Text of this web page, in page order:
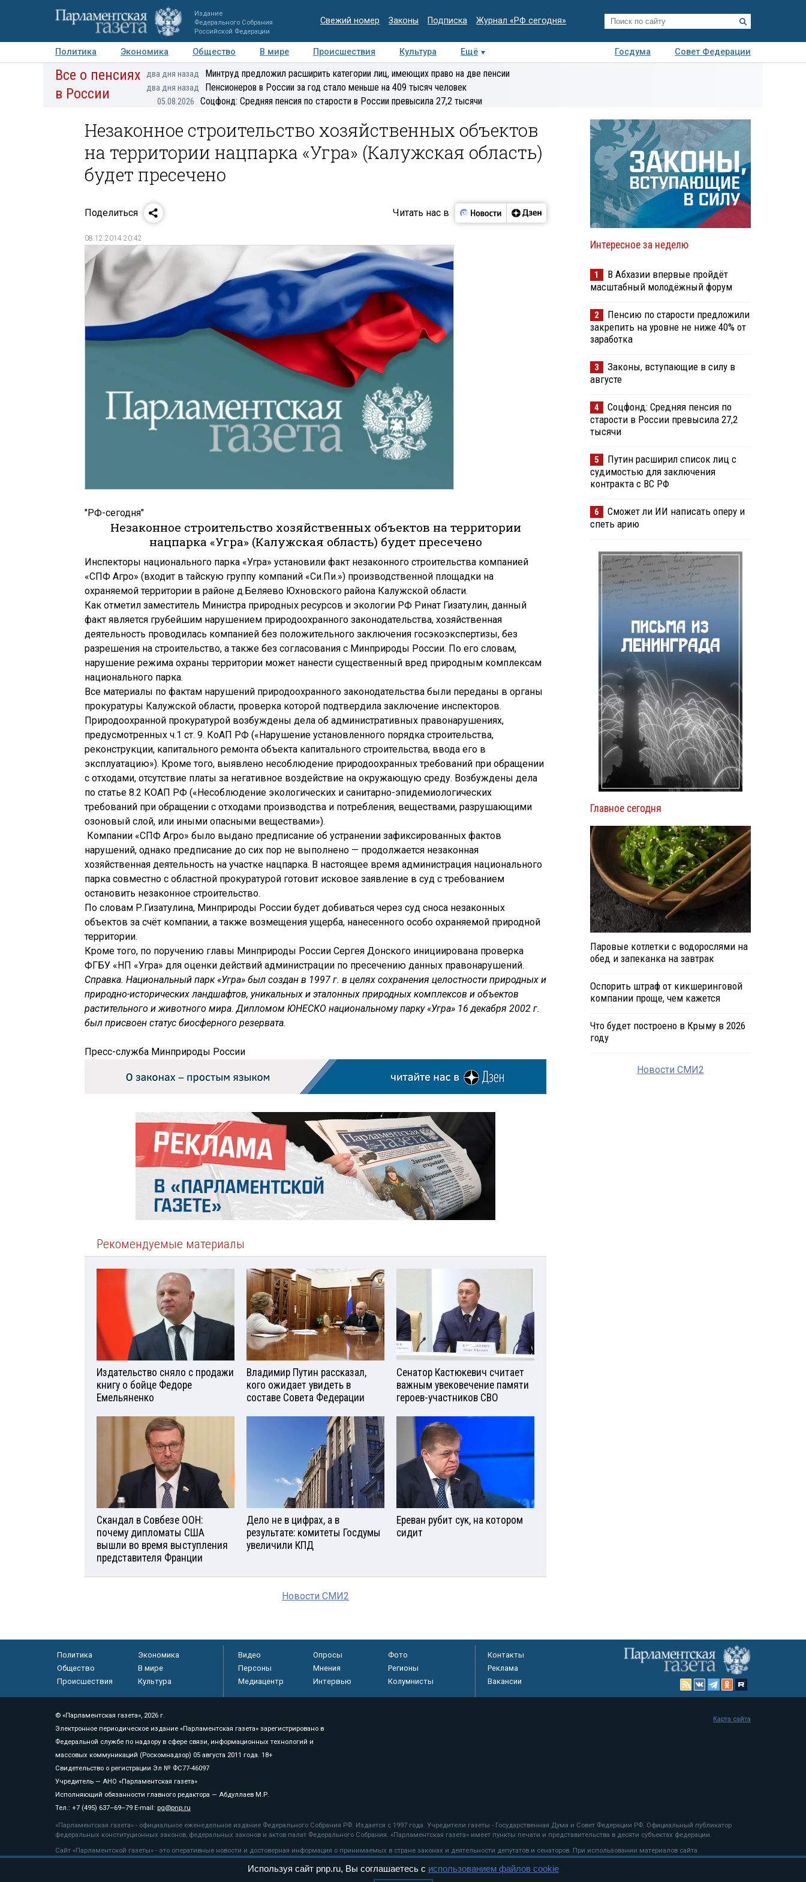
Издание
Федерального Собрания
Российской Федерации
Свежий номер Законы Подписка Журнал «РФ сегодня»
Политика Экономика Общество В мире Происшествия Культура Ещё Госдума
Совет Федерации
Авторы Персоны Мнения Регионы Медиацентр Интервью Колумнисты
Деловая
Все о пенсиях
в России
два дня назад Минтруд предложил расширить категории лиц, имеющих право на две пенсии
два дня назад Пенсионеров в России за год стало меньше на 409 тысяч человек
05.08.2026 Соцфонд: Средняя пенсия по старости в России превысила 27,2 тысячи
Незаконное строительство хозяйственных объектов
на территории нацпарка «Угра» (Калужская область)
будет пресечено
Поделиться Читать нас в
08.12.2014 20:42
"РФ-сегодня"
Незаконное строительство хозяйственных объектов на территории
нацпарка «Угра» (Калужская область) будет пресечено
Инспекторы национального парка «Угра» установили факт незаконного строительства компанией
«СПФ Агро» (входит в тайскую группу компаний «Си.Пи.») производственной площадки на
охраняемой территории в районе д.Беляево Юхновского района Калужской области.
Как отметил заместитель Министра природных ресурсов и экологии РФ Ринат Гизатулин, данный
факт является грубейшим нарушением природоохранного законодательства, хозяйственная
деятельность проводилась компанией без положительного заключения госэкоэкспертизы, без
разрешения на строительство, а также без согласования с Минприроды России. По его словам,
нарушение режима охраны территории может нанести существенный вред природным комплексам
национального парка.
Все материалы по фактам нарушений природоохранного законодательства были переданы в органы
прокуратуры Калужской области, проверка которой подтвердила заключение инспекторов.
Природоохранной прокуратурой возбуждены дела об административных правонарушениях,
предусмотренных ч.1 ст. 9. КоАП РФ («Нарушение установленного порядка строительства,
реконструкции, капитального ремонта объекта капитального строительства, ввода его в
эксплуатацию»). Кроме того, выявлено несоблюдение природоохранных требований при обращении
с отходами, отсутствие платы за негативное воздействие на окружающую среду. Возбуждены дела
по статье 8.2 КОАП РФ («Несоблюдение экологических и санитарно-эпидемиологических
требований при обращении с отходами производства и потребления, веществами, разрушающими
озоновый слой, или иными опасными веществами»).
Компании «СПФ Агро» было выдано предписание об устранении зафиксированных фактов
нарушений, однако предписание до сих пор не выполнено — продолжается незаконная
хозяйственная деятельность на участке нацпарка. В настоящее время администрация национального
парка совместно с областной прокуратурой готовит исковое заявление в суд с требованием
остановить незаконное строительство.
По словам Р.Гизатулина, Минприроды России будет добиваться через суд сноса незаконных
объектов за счёт компании, а также возмещения ущерба, нанесенного особо охраняемой природной
территории.
Кроме того, по поручению главы Минприроды России Сергея Донского инициирована проверка
ФГБУ «НП «Угра» для оценки действий администрации по пресечению данных правонарушений.
Справка. Национальный парк «Угра» был создан в 1997 г. в целях сохранения целостности природных и
природно-исторических ландшафтов, уникальных и эталонных природных комплексов и объектов
растительного и животного мира. Дипломом ЮНЕСКО национальному парку «Угра» 16 декабря 2002 г.
был присвоен статус биосферного резервата.
Пресс-служба Минприроды России
Рекомендуемые материалы
Издательство сняло с продажи
книгу о бойце Федоре
Емельяненко
Владимир Путин рассказал,
кого ожидает увидеть в
составе Совета Федерации
Сенатор Кастюкевич считает
важным увековечение памяти
героев-участников СВО
Скандал в Совбезе ООН:
почему дипломаты США
вышли во время выступления
представителя Франции
Дело не в цифрах, а в
результате: комитеты Госдумы
увеличили КПД
Ереван рубит сук, на котором
сидит
Новости СМИ2
Интересное за неделю
1
В Абхазии впервые пройдёт
масштабный молодёжный форум
2
Пенсию по старости предложили
закрепить на уровне не ниже 40% от
заработка
3
Законы, вступающие в силу в
августе
4
Соцфонд: Средняя пенсия по
старости в России превысила 27,2
тысячи
5
Путин расширил список лиц с
судимостью для заключения
контракта с ВС РФ
6
Сможет ли ИИ написать оперу и
спеть арию
Главное сегодня
Паровые котлетки с водорослями на
обед и запеканка на завтрак
Оспорить штраф от кикшеринговой
компании проще, чем кажется
Что будет построено в Крыму в 2026
году
Новости СМИ2
Политика
Экономика
Общество
В мире
Происшествия
Культура
Видео Опросы
Фото
Персоны
Мнения
Регионы
Медиацентр
Интервью Колумнисты
Контакты
Реклама
Вакансии
© «Парламентская газета», 2026 г.
Электронное периодическое издание «Парламентская газета» зарегистрировано в
Федеральной службе по надзору в сфере связи, информационных технологий и
массовых коммуникаций (Роскомнадзор) 05 августа 2011 года. 18+
Свидетельство о регистрации Эл № ФС77-46097
Учредитель — АНО «Парламентская газета»
Исполняющий обязанности главного редактора — Абдуллаев М.Р.
Тел.: +7 (495) 637–69–79 E-mail: pg@pnp.ru
«Парламентская газета» - официальное еженедельное издание Федерального Собрания РФ. Издается с 1997 года. Учредители газеты - Государственная Дума и Совет Федерации РФ. Официальный публикатор
федеральных конституционных законов, федеральных законов и актов палат Федерального Собрания. «Парламентская газета» имеет пункты печати и представительства в десяти субъектах федерации.
Сайт «Парламентской газеты» - это оперативные новости и достоверная информация о принимаемых в стране законах и деятельности депутатов и сенаторов. При использовании материалов сайта
«Парламентской газеты» активная ссылка на pnp.ru обязательна.
рекомендательные технологии
Карта сайта
Используя сайт pnp.ru, Вы соглашаетесь с использованием файлов cookie